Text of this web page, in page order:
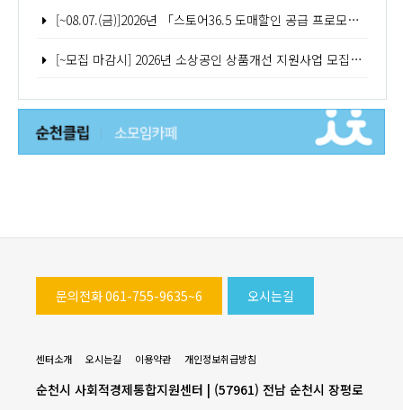
[~08.07.(금)]2026년 「스토어36.5 도매할인 공급 프로모션(2차)」 참여기업 모집공고
[~모집 마감시] 2026년 소상공인 상품개선 지원사업 모집공고
문의전화 061-755-9635~6 오시는길
센터소개 오시는길 이용약관 개인정보취급방침
순천시 사회적경제통합지원센터 | (57961) 전남 순천시 장평로